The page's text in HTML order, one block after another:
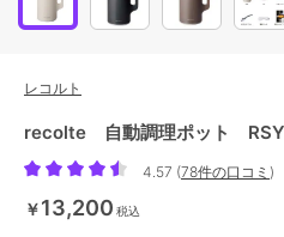
レコルト
recolte 自動調理ポット
4.57 (78件の口コミ )
￥13,200 税込